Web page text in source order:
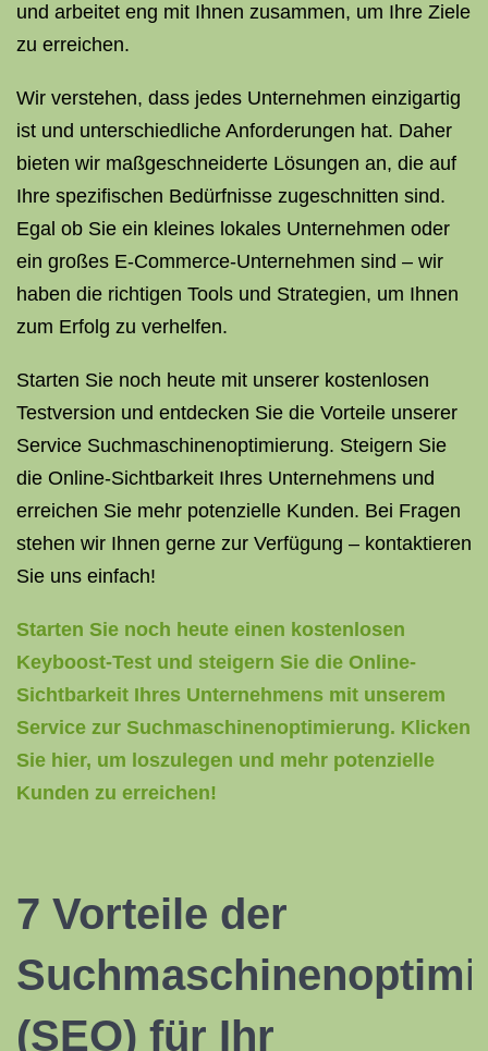
und arbeitet eng mit Ihnen zusammen, um Ihre Ziele
zu erreichen.
Wir verstehen, dass jedes Unternehmen einzigartig
ist und unterschiedliche Anforderungen hat. Daher
bieten wir maßgeschneiderte Lösungen an, die auf
Ihre spezifischen Bedürfnisse zugeschnitten sind.
Egal ob Sie ein kleines lokales Unternehmen oder
ein großes E-Commerce-Unternehmen sind – wir
haben die richtigen Tools und Strategien, um Ihnen
zum Erfolg zu verhelfen.
Starten Sie noch heute mit unserer kostenlosen
Testversion und entdecken Sie die Vorteile unserer
Service Suchmaschinenoptimierung. Steigern Sie
die Online-Sichtbarkeit Ihres Unternehmens und
erreichen Sie mehr potenzielle Kunden. Bei Fragen
stehen wir Ihnen gerne zur Verfügung – kontaktieren
Sie uns einfach!
Starten Sie noch heute einen kostenlosen
Keyboost-Test und steigern Sie die Online-
Sichtbarkeit Ihres Unternehmens mit unserem
Service zur Suchmaschinenoptimierung. Klicken
Sie hier, um loszulegen und mehr potenzielle
Kunden zu erreichen!
7 Vorteile der
(SEO) für Ihr